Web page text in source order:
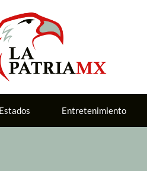
Estados Entretenimiento